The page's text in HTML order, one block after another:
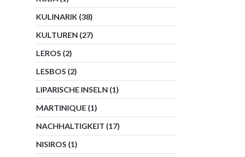
KULINARIK (38)
KULTUREN (27)
LEROS (2)
LESBOS (2)
LIPARISCHE INSELN (1)
MARTINIQUE (1)
NACHHALTIGKEIT (17)
NISIROS (1)